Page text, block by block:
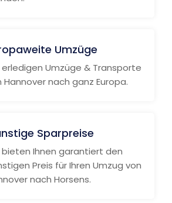
Umzüge
erledigen Umzüge & Transporte
Hannover nach ganz Europa.
Sparpreise
bieten Ihnen garantiert den
Preis für Ihren Umzug von
nach Horsens.